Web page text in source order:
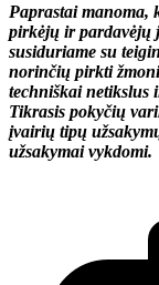
Paprastai manoma,
pirkėjų ir pardavėjų
susiduriame su
norinčių pirkti
techniškai netikslus
Tikrasis pokyčių
įvairių tipų
užsakymai vykdomi.